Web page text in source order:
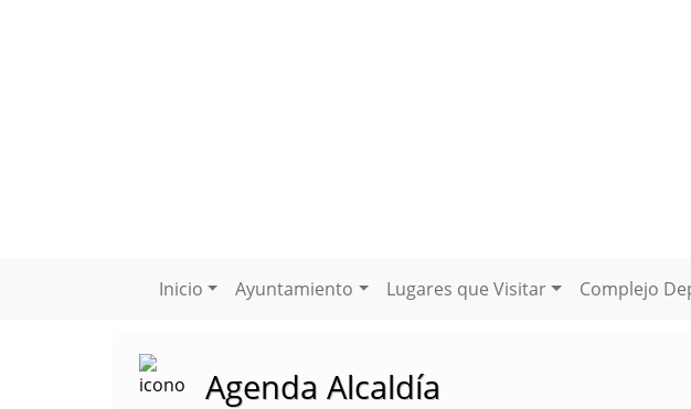
Inicio Ayuntamiento Lugares que Visitar Complejo
Agenda Alcaldía